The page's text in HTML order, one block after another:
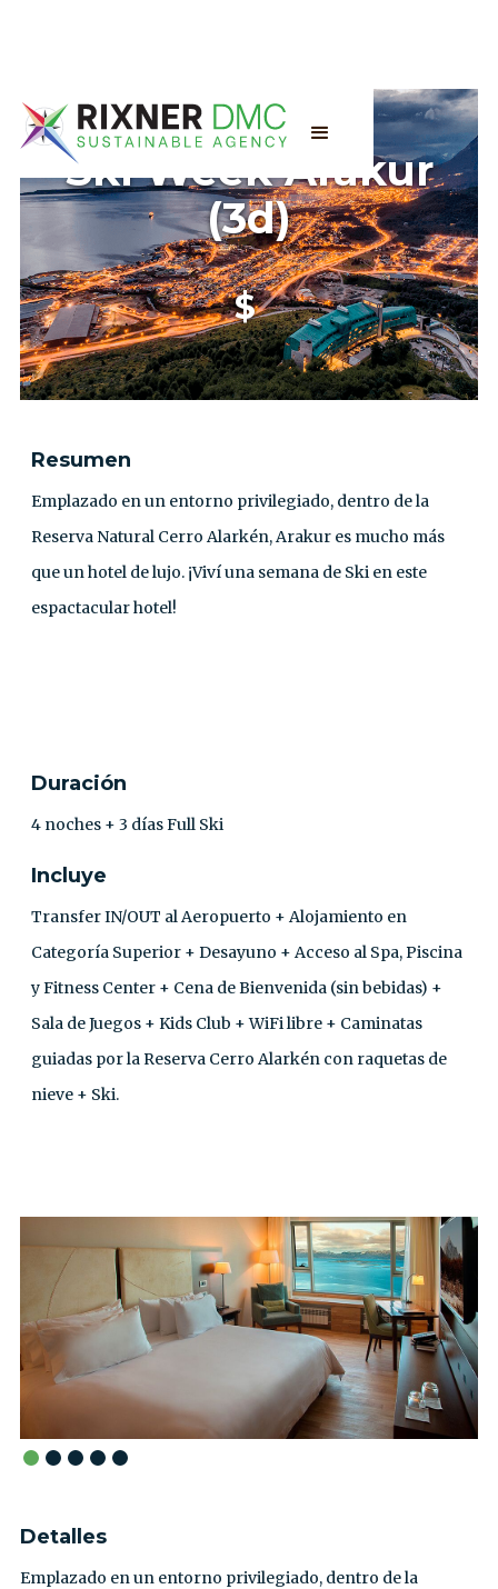
Ski Week Arakur
(3d)
$
Resumen
Emplazado en un entorno privilegiado, dentro de la
Reserva Natural Cerro Alarkén, Arakur es mucho más
que un hotel de lujo. ¡Viví una semana de Ski en este
espactacular hotel!
Duración
4 noches + 3 días Full Ski
Incluye
Transfer IN/OUT al Aeropuerto + Alojamiento en
Categoría Superior + Desayuno + Acceso al Spa, Piscina
y Fitness Center + Cena de Bienvenida (sin bebidas) +
Sala de Juegos + Kids Club + WiFi libre + Caminatas
guiadas por la Reserva Cerro Alarkén con raquetas de
nieve + Ski.⁣
Detalles
Emplazado en un entorno privilegiado, dentro de la